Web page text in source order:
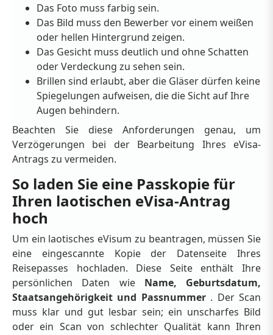
Das Foto muss farbig sein.
Das Bild muss den Bewerber vor einem weißen
oder hellen Hintergrund zeigen.
Das Gesicht muss deutlich und ohne Schatten
oder Verdeckung zu sehen sein.
Brillen sind erlaubt, aber die Gläser dürfen keine
Spiegelungen aufweisen, die die Sicht auf Ihre
Augen behindern.
Beachten Sie diese Anforderungen genau, um
Verzögerungen bei der Bearbeitung Ihres eVisa-
Antrags zu vermeiden.
So laden Sie eine Passkopie für
Ihren laotischen eVisa-Antrag
hoch
Um ein laotisches eVisum zu beantragen, müssen Sie
eine eingescannte Kopie der Datenseite Ihres
Reisepasses hochladen. Diese Seite enthält Ihre
persönlichen Daten wie Name, Geburtsdatum,
Staatsangehörigkeit und Passnummer. Der Scan
muss klar und gut lesbar sein; ein unscharfes Bild
oder ein Scan von schlechter Qualität kann Ihren